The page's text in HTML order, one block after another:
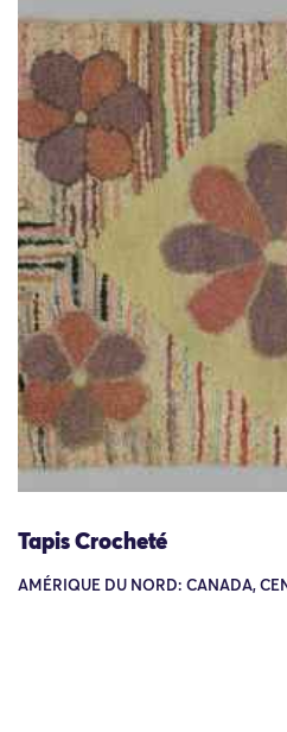
Tapis Crocheté
AMÉRIQUE DU NORD: CANADA,